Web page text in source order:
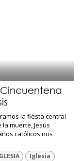
la fiesta central
muerte, Jesús
católicos nos
Iglesia